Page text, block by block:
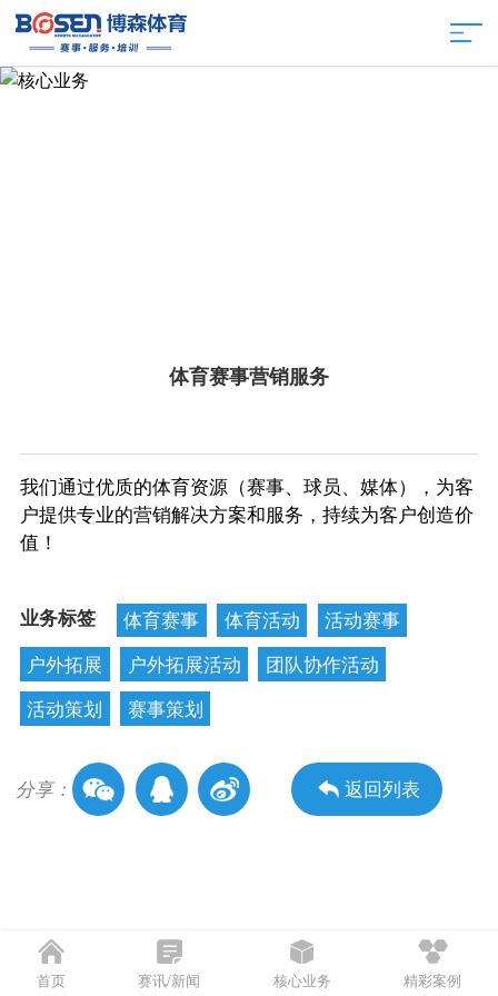
体育赛事营销服务
我们通过优质的体育资源（赛事、球员、媒体），为客
户提供专业的营销解决方案和服务，持续为客户创造价
值！
业务标签 体育赛事 体育活动
活动赛事
户外拓展
户外拓展活动
团队协作活动
活动策划
赛事策划
分享： 返回列表
首页 赛讯/新闻 核心业务 精彩案例